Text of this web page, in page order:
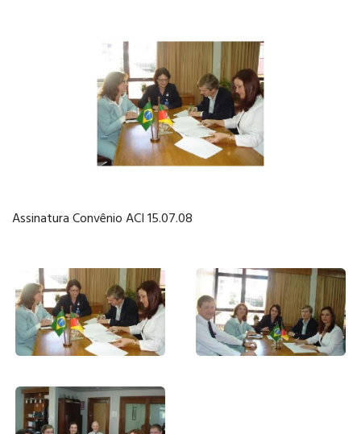
FUNDAMENTAL
ENSINO MÉDIO
EDUCAÇÃO
BILÍNGUE
Assinatura Convênio ACI 15.07.08